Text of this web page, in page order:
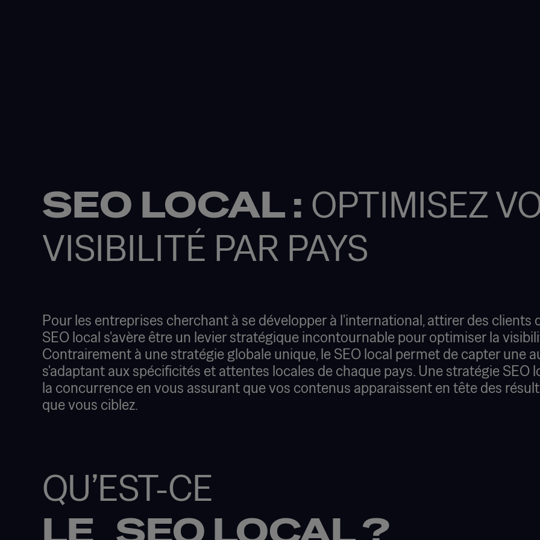
SEO LOCAL : OPTIMISEZ
VISIBILITÉ PAR PAYS
Pour les entreprises cherchant à se développer à l'international, attirer des clients
SEO local s'avère être un levier stratégique incontournable pour optimiser la
Contrairement à une stratégie globale unique, le SEO local permet de capter une
s'adaptant aux spécificités et attentes locales de chaque pays. Une stratégie SEO
la concurrence en vous assurant que vos contenus apparaissent en tête des
que vous ciblez.
QU’EST-CE